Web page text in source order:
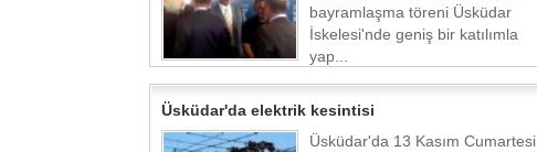
bayramlaşma töreni Üsküdar
İskelesi'nde geniş bir katılımla
yap...
Üsküdar'da elektrik kesintisi
Üsküdar'da 13 Kasım Cumartesi